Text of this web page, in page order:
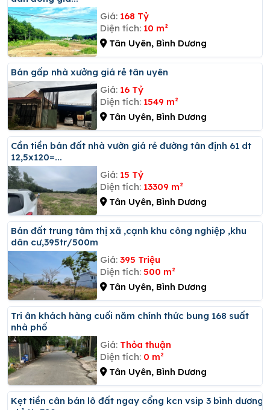
Giá: 168 Tỷ
Diện tích: 10 m²
Tân Uyên, Bình Dương
Bán gấp nhà xưởng giá rẻ tân uyên
Giá: 16 Tỷ
Diện tích: 1549 m²
Tân Uyên, Bình Dương
Cần tiền bán đất nhà vườn giá rẻ đường tân định 61 dt
12,5x120=...
Giá: 15 Tỷ
Diện tích: 13309 m²
Tân Uyên, Bình Dương
Bán đất trung tâm thị xã ,cạnh khu công nghiệp ,khu
dân cư,395tr/500m
Giá: 395 Triệu
Diện tích: 500 m²
Tân Uyên, Bình Dương
Tri ân khách hàng cuối năm chính thức bung 168 suất
nhà phố
Giá: Thỏa thuận
Diện tích: 0 m²
Tân Uyên, Bình Dương
Kẹt tiền cân bán lô đất ngay cổng kcn vsip 3 bình dương